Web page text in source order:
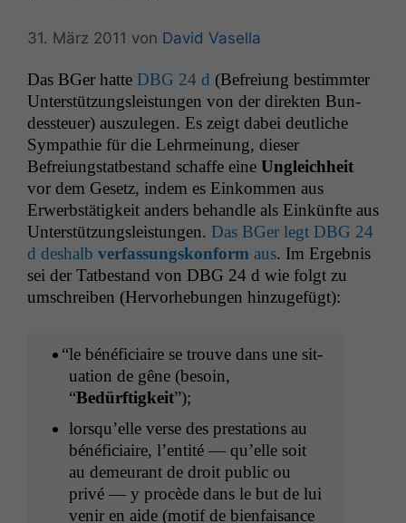
31. März 2011 von David Vasella
Das BGer hat­te DBG 24 d (Befreiung bes­timmter
Unter­stützungsleis­tun­gen von der direk­ten Bun­
dess­teuer) auszule­gen. Es zeigt dabei deut­liche
Sym­pa­thie für die Lehrmei­n­ung, dieser
Befreiungstatbe­stand schaffe eine Ungle­ich­heit
vor dem Gesetz, indem es Einkom­men aus
Erwerb­stätigkeit anders behan­dle als Einkün­fte aus
Unter­stützungsleis­tun­gen. Das BGer legt DBG 24
d deshalb ver­fas­sungskon­form aus. Im Ergeb­nis
sei der Tatbe­stand von DBG 24 d wie fol­gt zu
umschreiben (Her­vorhe­bun­gen hinzugefügt):
“le béné­fi­ci­aire se trou­ve dans une sit­
u­a­tion de gêne (besoin,
“Bedürftigkeit”);
lorsqu’elle verse des presta­tions au
béné­fi­ci­aire, l’en­tité — qu’elle soit
au demeu­rant de droit pub­lic ou
privé — y procède dans le but de lui
venir en aide (motif de bien­fai­sance